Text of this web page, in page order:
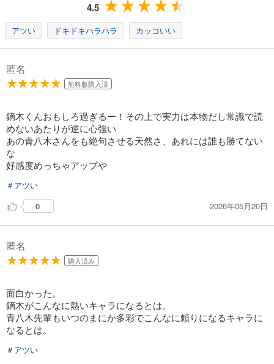
円 (税込)
弱虫ペダル 47
あらすじを表示する
弱虫ペダル 48
あらすじを表示する
649円 (税込)
あらすじを表示する
4.5
アツい ドキドキハラハラ カッコいい
匿名
無料版購入済
鏑木くんおもしろ過ぎるー！その上で実力は本物だし常識で読
めないあたりが逆に心強い
あの青八木さんをも絶句させる天然さ、あれには誰も勝てない
な
好感度めっちゃアップや
＃アツい
0
2026年05月20日
匿名
購入済み
面白かった。
鏑木がこんなに熱いキャラになるとは。
青八木先輩もいつのまにか多彩でこんなに頼りになるキャラに
なるとは。
＃アツい